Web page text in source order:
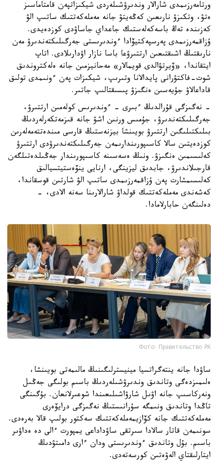
ورتامەرزىمدى شارالار وندىرۋشىلەردى شيكىزاتپەن قامتاماسىز
ەتۋ، وتكىزۋ نارىعىن كەڭەيتۋ جانە مەملەكەتتىك ساتىپ الۋ
كەزىندە تەڭ باسەكەلەستىك جاعداي جاساۋدى كوزدەيدى.
ۇزاقمەرزىمدى پەرسپەكتيۆادا ءوندىرىستى جەرگىلىكتەندىرۋ مەن
نارىقتىڭ اشىقتىعىن ارتتىرۋعا باسا نازار اۋدارىلادى. اتاپ
ايتقاندا، «ۆيرتۋالدى قويمالار» مەحانيزمىن جانە ەلەكتروندىق
شوت-فاكتۋرانى پايدالانا وتىرىپ، شيكىزات پەن ءونىمدى تولىق
قاداعالاۋ جۇيەسىن ەنگىزۋ پىسىقتالىپ جاتىر.
- نەگىزگى قۇرالدىڭ ءبىرى - ءوندىرىس كولەمىن ارتتىرۋ،
جەرگىلىكتەندىرۋ، جۇمىس ورنىن اشۋ جانە قىزمەتكەرلەردىڭ
بىلىكتىلىگىن ارتتىرۋ بويىنشا بيزنەستىڭ قارسى مىندەتتەمەلەرىن
كوزدەيتىن سالا كاسىپورىندارىمەن جەرگىلىكتەندىرۋدى ارتتىرۋ
كەلىسىمىن ەنگىزۋ. ونىڭ ەسەسىنە كاسىپورىندار جەڭىلدەتىلگەن
قارجىلاندىرۋ، جابدىق ليزينگى، ارنايى ينۆەستيتسيالىق
كەلىسىمشارت پەن ۇزاقمەرزىمدى ساتىپ الۋ شارتىن قوسقاندا،
كەشەندى مەملەكەتتىك قولداۋ شارالارىنا سەنە الادى، -
دەلىنگەن حابارلامادا.
Фото: Правительство РК
ساۋدا جانە ينتەگراتسيا مينيسترلىگىنىڭ مالىمەتى بويىنشا،
ەلىمىزدەگى وتاندىق وندىرۋشىلەردىڭ باسىم بولىگى جەڭىل
ونەركاسىپ جانە اۋىل شارۋاشىلىعىندا شوعىرلانعان. بۇگىنگى
تاڭدا وتاندىق ونىمگە سۇرانىستىڭ نەگىزگى درايۆەرى
مەملەكەتتىك جانە كۆازيمەملەكەتتىك سەكتور بولىپ قالا بەرەدى.
سونىمەن قاتار سالادا سىرتقى ساۋداداعى يمپورت ءالى دە ەداۋىر
باسىم. بۇل وتاندىق ءوندىرىستى ودان ءارى دامىتۋدىڭ
ايتارلىقتاي الەۋەتىن كورسەتەدى.